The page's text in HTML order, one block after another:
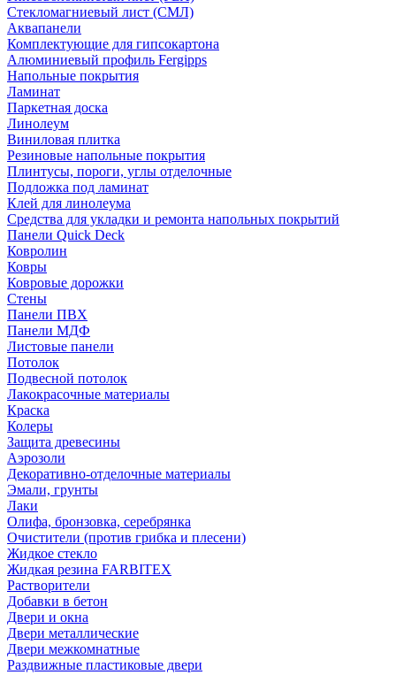
Стекломагниевый лист (СМЛ)
Аквапанели
Комплектующие для гипсокартона
Алюминиевый профиль Fergipps
Напольные покрытия
Ламинат
Паркетная доска
Линолеум
Виниловая плитка
Резиновые напольные покрытия
Плинтусы, пороги, углы отделочные
Подложка под ламинат
Клей для линолеума
Средства для укладки и ремонта напольных покрытий
Панели Quick Deck
Ковролин
Ковры
Ковровые дорожки
Стены
Панели ПВХ
Панели МДФ
Листовые панели
Потолок
Подвесной потолок
Лакокрасочные материалы
Краска
Колеры
Защита древесины
Аэрозоли
Декоративно-отделочные материалы
Эмали, грунты
Лаки
Олифа, бронзовка, серебрянка
Очистители (против грибка и плесени)
Жидкое стекло
Жидкая резина FARBITEX
Растворители
Добавки в бетон
Двери и окна
Двери металлические
Двери межкомнатные
Раздвижные пластиковые двери